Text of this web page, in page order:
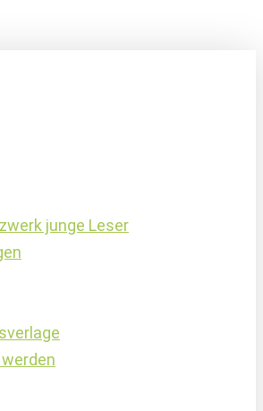
junge Leser